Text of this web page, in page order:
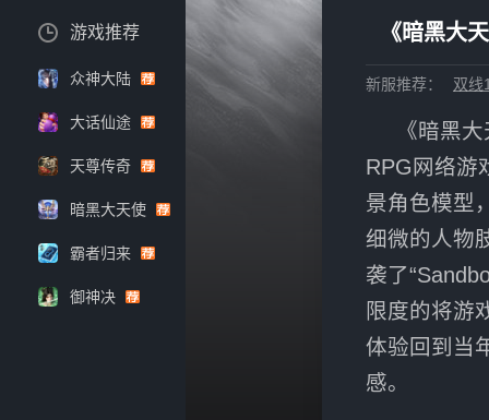
《暗黑大
新服推荐： 双线
《暗黑
RPG网络游
景角色模型
细微的人物
袭了
限度的将游
体验回到当
感。
游戏推荐
众神大陆
大话仙途
天尊传奇
暗黑大天使
霸者归来
御神决